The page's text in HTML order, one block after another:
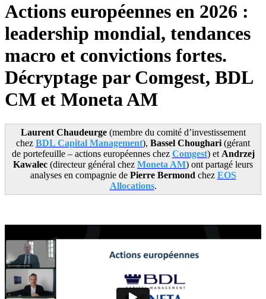
Actions européennes en 2026 :
leadership mondial, tendances
macro et convictions fortes.
Décryptage par Comgest, BDL
CM et Moneta AM
Laurent Chaudeurge(membre du comité d’investissement
chez BDL Capital Management), Bassel Choughari (gérant
de portefeuille – actions européennes chez Comgest) et Andrzej
Kawalec (directeur général chez Moneta AM) ont partagé leurs
analyses en compagnie de Pierre Bermond chez EOS
Allocations.